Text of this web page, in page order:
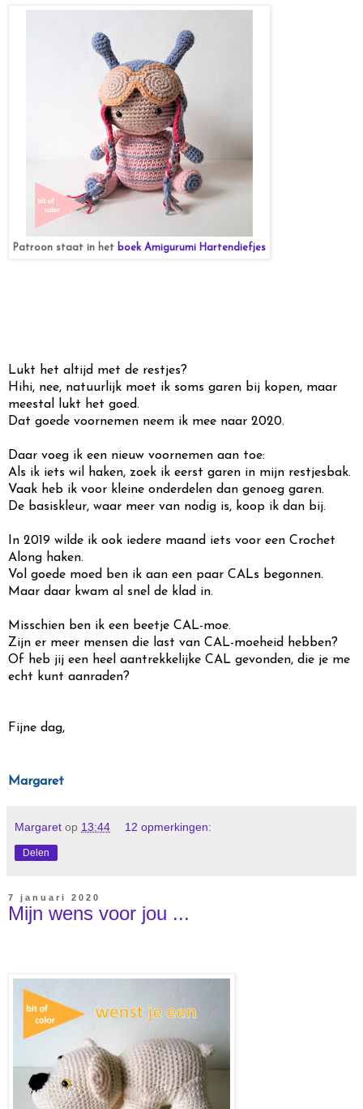
Patroon staat in het boek Amigurumi Hartendiefjes
Lukt het altijd met de restjes?
Hihi, nee, natuurlijk moet ik soms garen bij kopen, maar
meestal lukt het goed.
Dat goede voornemen neem ik mee naar 2020.
Daar voeg ik een nieuw voornemen aan toe:
Als ik iets wil haken, zoek ik eerst garen in mijn restjesbak.
Vaak heb ik voor kleine onderdelen dan genoeg garen.
De basiskleur, waar meer van nodig is, koop ik dan bij.
In 2019 wilde ik ook iedere maand iets voor een Crochet
Along haken.
Vol goede moed ben ik aan een paar CALs begonnen.
Maar daar kwam al snel de klad in.
Misschien ben ik een beetje CAL-moe.
Zijn er meer mensen die last van CAL-moeheid hebben?
Of heb jij een heel aantrekkelijke CAL gevonden, die je me
echt kunt aanraden?
Fijne dag,
Margaret
Margaret op 13:44 12 opmerkingen:
Delen
7 januari 2020
Mijn wens voor jou ...